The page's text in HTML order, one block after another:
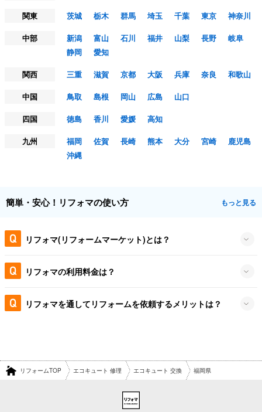
関東
茨城 栃木 群馬 埼玉 千葉 東京
神奈川
中部
新潟 富山 石川 福井 山梨 長野
岐阜
静岡
愛知
関西
三重 滋賀 京都 大阪 兵庫 奈良
和歌山
中国
鳥取 島根 岡山 広島
山口
四国
徳島 香川 愛媛
高知
九州
福岡 佐賀 長崎 熊本 大分 宮崎
鹿児島
沖縄
簡単・安心！リフォマの使い方 もっと見る
リフォマ(リフォームマーケット)とは？
リフォマの利用料金は？
リフォマを通してリフォームを依頼するメリットは？
リフォームTOP エコキュート 修理 エコキュート 交換 福岡県